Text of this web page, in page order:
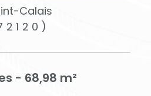
Calais
- 68,98 m²